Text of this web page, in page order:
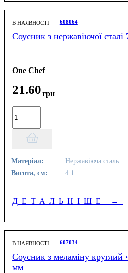
В НАЯВНОСТІ 608064
Соусник з нержавіючої сталі
One Chef
21.60грн
Матеріал:
Нержавіюча сталь
Висота, см:
4.1
ДЕТАЛЬНІШЕ →
В НАЯВНОСТІ 607034
Соусник з меламіну
мм